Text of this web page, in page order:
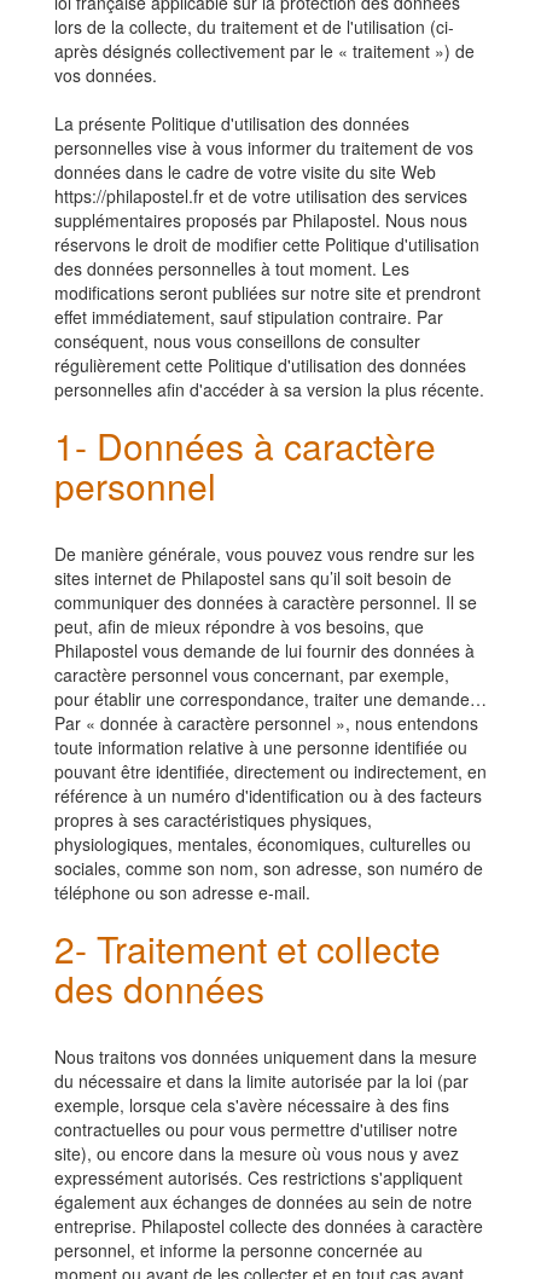
lors de la collecte, du traitement et de l'utilisation (ci-
après désignés collectivement par le « traitement ») de
vos données.
La présente Politique d'utilisation des données
personnelles vise à vous informer du traitement de vos
données dans le cadre de votre visite du site Web
https://philapostel.fr et de votre utilisation des services
supplémentaires proposés par Philapostel. Nous nous
réservons le droit de modifier cette Politique d'utilisation
des données personnelles à tout moment. Les
modifications seront publiées sur notre site et prendront
effet immédiatement, sauf stipulation contraire. Par
conséquent, nous vous conseillons de consulter
régulièrement cette Politique d'utilisation des données
personnelles afin d'accéder à sa version la plus récente.
1- Données à caractère
personnel
De manière générale, vous pouvez vous rendre sur les
sites internet de Philapostel sans qu’il soit besoin de
communiquer des données à caractère personnel. Il se
peut, afin de mieux répondre à vos besoins, que
Philapostel vous demande de lui fournir des données à
caractère personnel vous concernant, par exemple,
pour établir une correspondance, traiter une demande…
Par « donnée à caractère personnel », nous entendons
toute information relative à une personne identifiée ou
pouvant être identifiée, directement ou indirectement, en
référence à un numéro d'identification ou à des facteurs
propres à ses caractéristiques physiques,
physiologiques, mentales, économiques, culturelles ou
sociales, comme son nom, son adresse, son numéro de
téléphone ou son adresse e-mail.
2- Traitement et collecte
des données
Nous traitons vos données uniquement dans la mesure
du nécessaire et dans la limite autorisée par la loi (par
exemple, lorsque cela s'avère nécessaire à des fins
contractuelles ou pour vous permettre d'utiliser notre
site), ou encore dans la mesure où vous nous y avez
expressément autorisés. Ces restrictions s'appliquent
également aux échanges de données au sein de notre
entreprise. Philapostel collecte des données à caractère
personnel, et informe la personne concernée au